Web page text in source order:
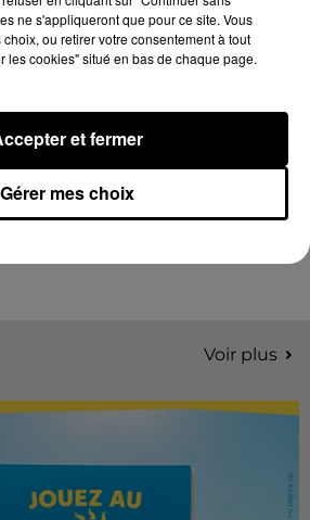
: Philippe Palmieri dévoile
Voir plus
ne s'appliqueront que pour ce site. Vous
ou retirer votre consentement à tout
les cookies" situé en bas de chaque page.
Gérer mes choix
et fermer